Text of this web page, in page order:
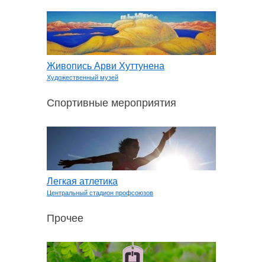
Живопись Арви Хуттунена
Художественный музей
Спортивные мероприятия
Легкая атлетика
Центральный стадион профсоюзов
Прочее